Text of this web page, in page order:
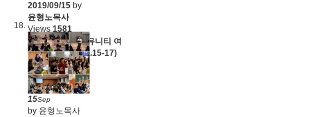
2019/09/15 by
윤형노목사
Views 1581
영상 - 다니엘 커뮤니티 여
름수련회(2019.8.15-17)
15Sep
by 윤형노목사